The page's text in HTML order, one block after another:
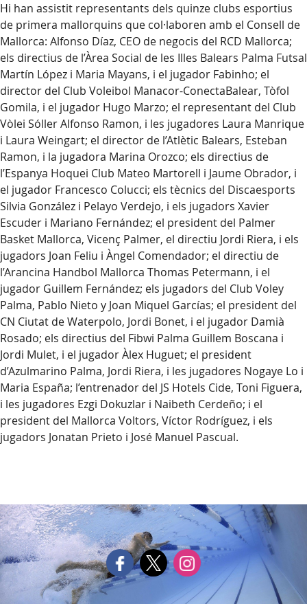
Hi han assistit representants dels quinze clubs esportius
de primera mallorquins que col·laboren amb el Consell de
Mallorca: Alfonso Díaz, CEO de negocis del RCD Mallorca;
els directius de l’Àrea Social de les Illes Balears Palma Futsal
Martín López i Maria Mayans, i el jugador Fabinho; el
director del Club Voleibol Manacor-ConectaBalear, Tòfol
Gomila, i el jugador Hugo Marzo; el representant del Club
Vòlei Sóller Alfonso Ramon, i les jugadores Laura Manrique
i Laura Weingart; el director de l’Atlètic Balears, Esteban
Ramon, i la jugadora Marina Orozco; els directius de
l’Espanya Hoquei Club Mateo Martorell i Jaume Obrador, i
el jugador Francesco Colucci; els tècnics del Discaesports
Silvia González i Pelayo Verdejo, i els jugadors Xavier
Escuder i Mariano Fernández; el president del Palmer
Basket Mallorca, Vicenç Palmer, el directiu Jordi Riera, i els
jugadors Joan Feliu i Àngel Comendador; el directiu de
l’Arancina Handbol Mallorca Thomas Petermann, i el
jugador Guillem Fernández; els jugadors del Club Voley
Palma, Pablo Nieto y Joan Miquel Garcías; el president del
CN Ciutat de Waterpolo, Jordi Bonet, i el jugador Damià
Rosado; els directius del Fibwi Palma Guillem Boscana i
Jordi Mulet, i el jugador Àlex Huguet; el president
d’Azulmarino Palma, Jordi Riera, i les jugadores Nogaye Lo i
Maria España; l’entrenador del JS Hotels Cide, Toni Figuera,
i les jugadores Ezgi Dokuzlar i Naibeth Cerdeño; i el
president del Mallorca Voltors, Víctor Rodríguez, i els
jugadors Jonatan Prieto i José Manuel Pascual.